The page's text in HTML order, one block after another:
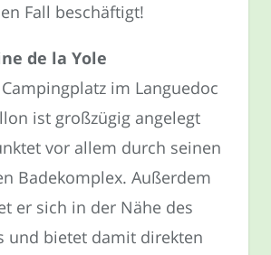
Fall beschäftigt!
de la Yole
im Languedoc
ist großzügig angelegt
vor allem durch seinen
Badekomplex. Außerdem
er sich in der Nähe des
und bietet damit direkten